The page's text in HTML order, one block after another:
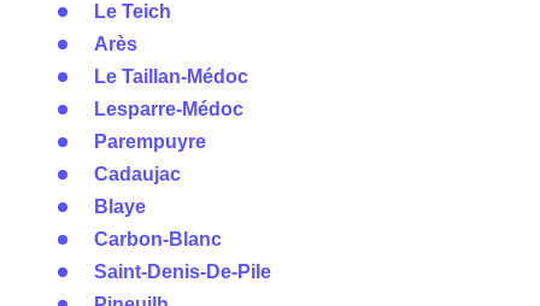
Le Teich
Arès
Le Taillan-Médoc
Lesparre-Médoc
Parempuyre
Cadaujac
Blaye
Carbon-Blanc
Saint-Denis-De-Pile